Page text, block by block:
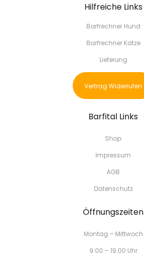
Hilfreiche Links
Barfrechner Hund
Barfrechner Katze
Lieferung
Vertrag Widerrufen
Barfital Links
Shop
Impressum
AGB
Datenschutz
Öffnungszeiten
Montag – Mittwoch
9:00 – 19:00 Uhr